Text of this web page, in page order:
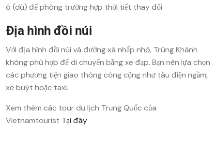
ô (dù) để phòng trường hợp thời tiết thay đổi.
Địa hình đồi núi
Với địa hình đồi núi và đường xá nhấp nhô, Trùng Khánh
không phù hợp để di chuyển bằng xe đạp. Bạn nên lựa chọn
các phương tiện giao thông công cộng như tàu điện ngầm,
xe buýt hoặc taxi.
Xem thêm các tour du lịch Trung Quốc của
Vietnamtourist Tại đây